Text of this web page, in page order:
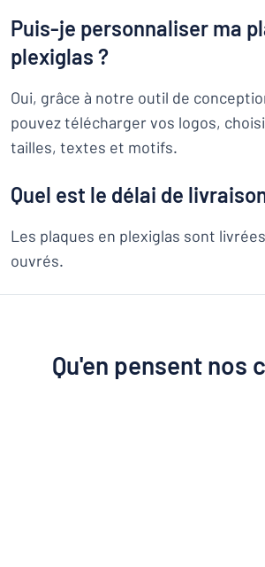
Puis-je personnaliser ma
plexiglas ?
Oui, grâce à notre outil de
pouvez télécharger vos logos,
tailles, textes et motifs.
Quel est le délai de
Les plaques en plexiglas sont
ouvrés.
Qu'en pensent nos